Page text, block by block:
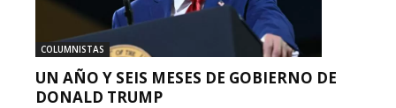
COLUMNISTAS
UN AÑO Y SEIS MESES DE GOBIERNO DE
DONALD TRUMP